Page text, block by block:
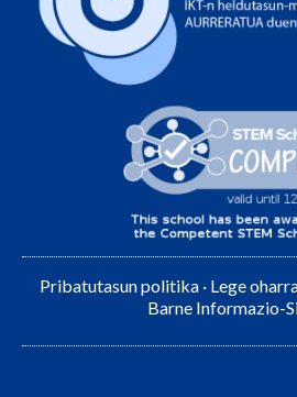
Pribatutasun politika · Lege
Barne Informazio-